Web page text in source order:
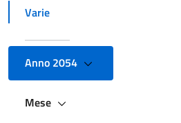
Varie
Anno 2054
Mese